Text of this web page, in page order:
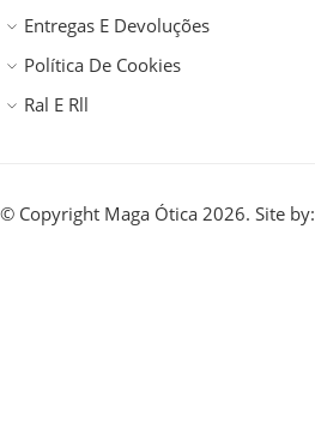
Entregas E Devoluções
Política De Cookies
Ral E Rll
© Copyright Maga Ótica 2026. Site by: